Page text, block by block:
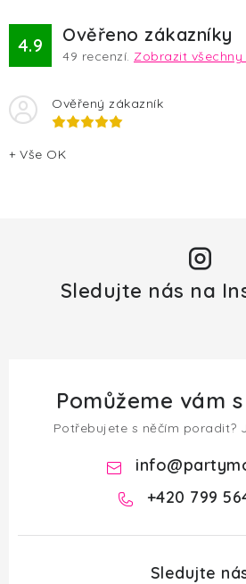
4.9 Ověřeno zákazníky
49 recenzí. Zobrazit všechny
Ověřený zákazník
+ Vše OK
Sledujte nás na
Pomůžeme vám
Potřebujete s něčím poradit?
info@
+420 799